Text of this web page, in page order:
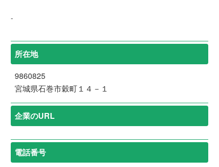
-
所在地
9860825
宮城県石巻市穀町１４－１
企業のURL
電話番号